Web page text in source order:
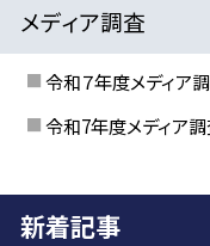
メディア調査
令和７年度メディア
令和7年度メディア
新着記事